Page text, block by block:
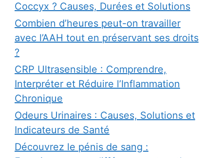
Coccyx ? Causes, Durées et Solutions
Combien d’heures peut-on travailler
avec l’AAH tout en préservant ses droits
?
CRP Ultrasensible : Comprendre,
Interpréter et Réduire l’Inflammation
Chronique
Odeurs Urinaires : Causes, Solutions et
Indicateurs de Santé
Découvrez le pénis de sang :